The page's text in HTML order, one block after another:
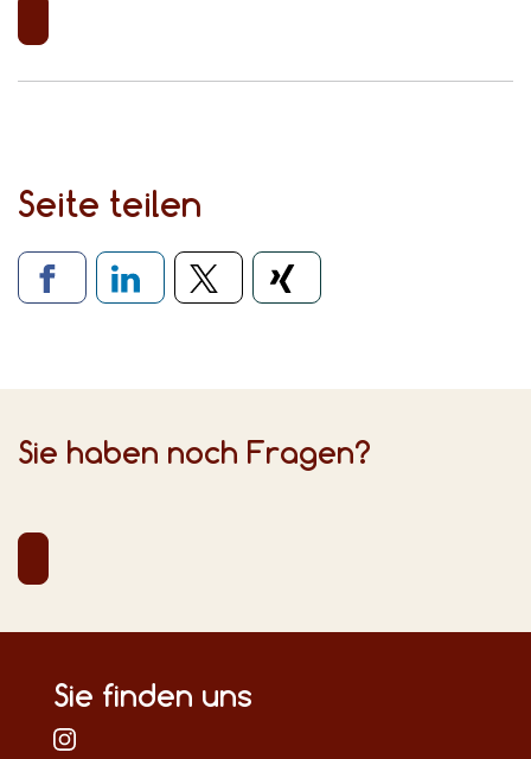
Seite teilen
Verlinkung zu sozialen Medien
Sie haben noch Fragen?
Sie finden uns